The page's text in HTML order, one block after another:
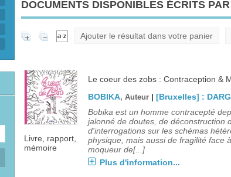
DOCUMENTS DISPONIBLES ÉCRITS
Ajouter le résultat dans votre panier
Livre, rapport,
mémoire
Le coeur des zobs : Contraception &
BOBIKA, Auteur | [Bruxelles] :
Bobika est un homme contracepté
jalonné de doutes, de déconstruction
d'interrogations sur les schémas
physique, mais aussi de fragilité face
moqueur de[...]
Plus d'information...